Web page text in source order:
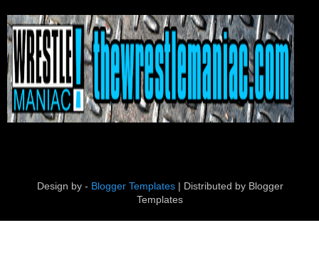
Design by - Blogger Templates| Distributed by Blogger
Templates